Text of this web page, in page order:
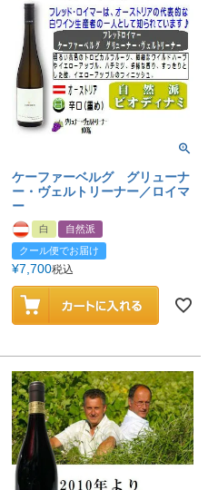
ケーファーベルグ グリューナ
ー・ヴェルトリーナー／ロイマ
ー
白
自然派
クール便でお届け
¥7,700税込